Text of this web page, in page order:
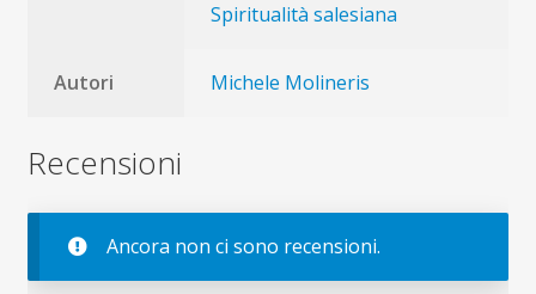
Spiritualità salesiana
Autori Michele Molineris
Recensioni
Ancora non ci sono recensioni.